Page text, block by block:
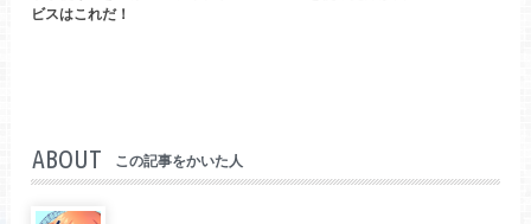
ビスはこれだ！
ABOUT この記事をかいた人